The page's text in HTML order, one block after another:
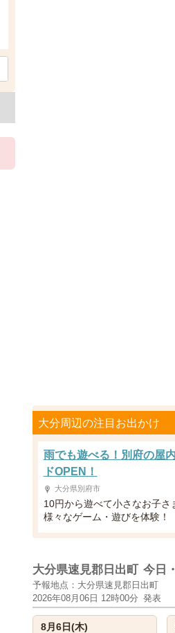
大分周辺の注目お出かけ
雨でも遊べる！別府の屋
ドOPEN！
大分県別府市
10円から遊べて小さなお子さ
様々なゲーム・遊びを体験！
大分県速見郡日出町 今日
予報地点：大分県速見郡日出町
2026年08月06日 12時00分 発表
8月6日(木)